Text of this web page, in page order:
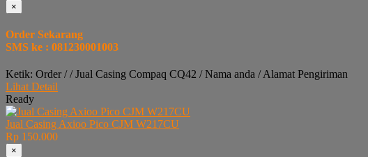
×
Order Sekarang
SMS ke : 081230001003
Ketik: Order / / Jual Casing Compaq CQ42 / Nama anda / Alamat Pengiriman
Lihat Detail
Ready
Jual Casing Axioo Pico CJM W217CU
Rp 150.000
×